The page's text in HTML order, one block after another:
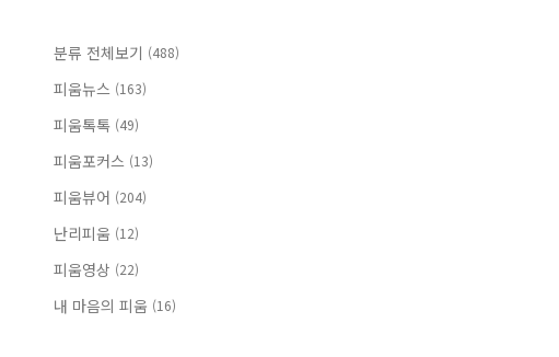
분류 전체보기 (488)
피움뉴스 (163)
피움톡톡 (49)
피움포커스 (13)
피움뷰어 (204)
난리피움 (12)
피움영상 (22)
내 마음의 피움 (16)